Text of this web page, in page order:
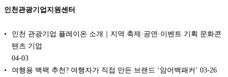
인천관광기업지원센터
인천 관광기업 플레이온 소개｜지역 축제·공연·이벤트 기획 문화콘
텐츠 기업
04-03
여행용 백팩 추천? 여행자가 직접 만든 브랜드 ‘암어백패커’ 03-26